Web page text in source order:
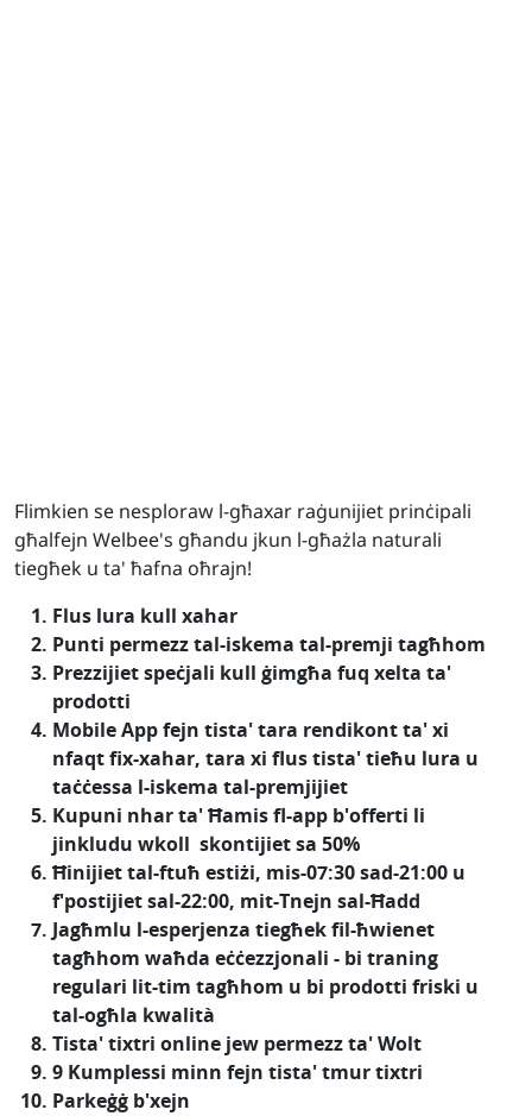
Flimkien se nesploraw l-għaxar raġunijiet prinċipali
għalfejn Welbee's għandu jkun l-għażla naturali
tiegħek u ta' ħafna oħrajn!
Flus lura kull xahar
Punti permezz tal-iskema tal-premji tagħhom
Prezzijiet speċjali kull ġimgħa fuq xelta ta'
prodotti
Mobile App fejn tista' tara rendikont ta' xi
nfaqt fix-xahar, tara xi flus tista' tieħu lura u
taċċessa l-iskema tal-premjijiet
Kupuni nhar ta' Ħamis fl-app b'offerti li
jinkludu wkoll skontijiet sa 50%
Ħinijiet tal-ftuħ estiżi, mis-07:30 sad-21:00 u
f'postijiet sal-22:00, mit-Tnejn sal-Ħadd
Jagħmlu l-esperjenza tiegħek fil-ħwienet
tagħhom waħda eċċezzjonali - bi traning
regulari lit-tim tagħhom u bi prodotti friski u
tal-ogħla kwalità
Tista' tixtri online jew permezz ta' Wolt
9 Kumplessi minn fejn tista' tmur tixtri
Parkeġġ b'xejn